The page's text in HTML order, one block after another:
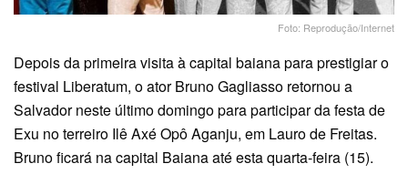
Foto: Reprodução/Internet
Depois da primeira visita à capital baiana para prestigiar o
festival Liberatum, o ator Bruno Gagliasso retornou a
Salvador neste último domingo para participar da festa de
Exu no terreiro Ilê Axé Opô Aganju, em Lauro de Freitas.
Bruno ficará na capital Baiana até esta quarta-feira (15).